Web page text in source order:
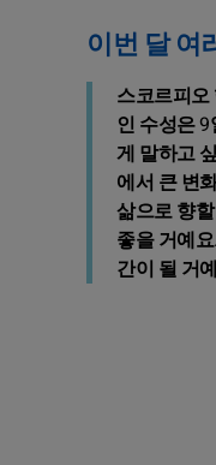
이번 달 여
스코르피오
인 수성은
게 말하고
에서 큰 변
삶으로 향
좋을 거예
간이 될 거